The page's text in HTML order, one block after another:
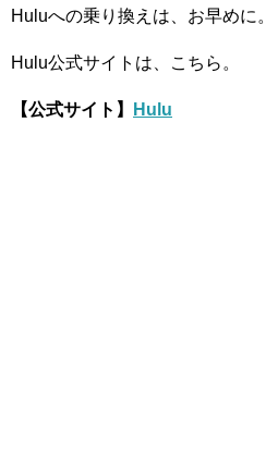
Huluへの乗り換えは、お早めに。
Hulu公式サイトは、こちら。
【公式サイト】 Hulu